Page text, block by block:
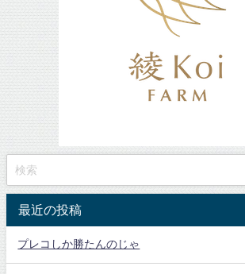
最近の投稿
プレコしか勝たんのじゃ